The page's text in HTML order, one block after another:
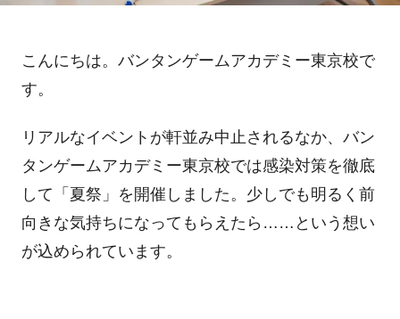
こんにちは。バンタンゲームアカデミー東京校で
す。
リアルなイベントが軒並み中止されるなか、バン
タンゲームアカデミー東京校では感染対策を徹底
して「夏祭」を開催しました。少しでも明るく前
向きな気持ちになってもらえたら……という想い
が込められています。